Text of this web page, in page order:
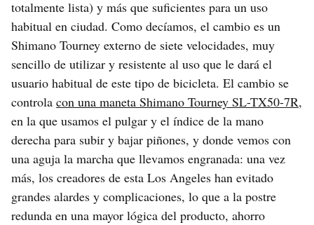
totalmente lista) y más que suficientes para un uso
habitual en ciudad. Como decíamos, el cambio es un
Shimano Tourney externo de siete velocidades, muy
sencillo de utilizar y resistente al uso que le dará el
usuario habitual de este tipo de bicicleta. El cambio se
controla con una maneta Shimano Tourney SL-TX50-7R,
en la que usamos el pulgar y el índice de la mano
derecha para subir y bajar piñones, y donde vemos con
una aguja la marcha que llevamos engranada: una vez
más, los creadores de esta Los Angeles han evitado
grandes alardes y complicaciones, lo que a la postre
redunda en una mayor lógica del producto, ahorro